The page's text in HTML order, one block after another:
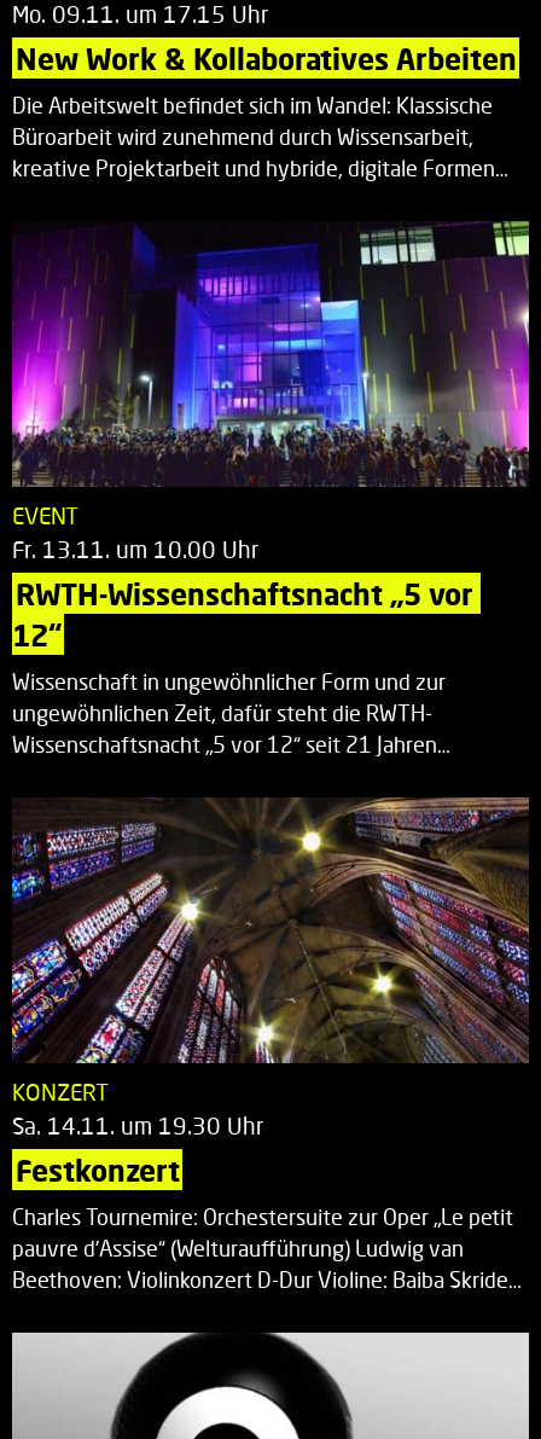
Mo. 09.11. um 17.15 Uhr
New Work & Kollaboratives Arbeiten
Die Arbeitswelt befindet sich im Wandel: Klassische
Büroarbeit wird zunehmend durch Wissensarbeit,
kreative Projektarbeit und hybride, digitale Formen…
EVENT
Fr. 13.11. um 10.00 Uhr
RWTH-Wissenschaftsnacht „5 vor
12“
Wissenschaft in ungewöhnlicher Form und zur
ungewöhnlichen Zeit, dafür steht die RWTH-
Wissenschaftsnacht „5 vor 12“ seit 21 Jahren…
KONZERT
Sa. 14.11. um 19.30 Uhr
Festkonzert
Charles Tournemire: Orchestersuite zur Oper „Le petit
pauvre d’Assise“ (Welturaufführung) Ludwig van
Beethoven: Violinkonzert D-Dur Violine: Baiba Skride…